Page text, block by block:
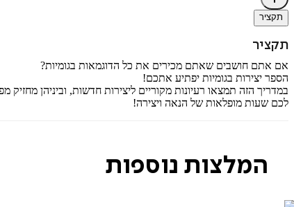
תקציר
תקציר
אם אתם חושבים שאתם מכירים את כל הדוגמאות בגומיות?
הספר יצירות בגומיות יפתיע אתכם!
במדריך הזה תמצאו רעיונות מקוריים ליצירות חדשות, וביניהן
לכם שעות מופלאות של הנאה ויצירה!
המלצות נוספות